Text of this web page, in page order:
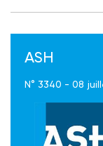
ASH
N° 3340 - 08